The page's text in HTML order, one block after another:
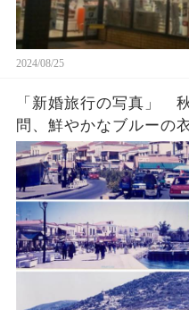
2024/08/25
「新婚旅行の写真」
問、鮮やかなブルーの
された意外な真実